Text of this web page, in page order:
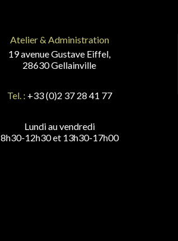
Atelier & Administration
19 avenue Gustave Eiffel,
28630 Gellainville
Tel. : +33 (0)2 37 28 41 77
Lundi au vendredi
8h30-12h30 et 13h30-17h00